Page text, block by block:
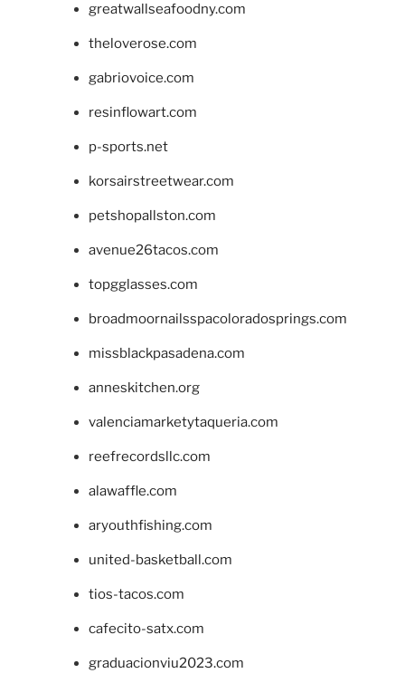
greatwallseafoodny.com
theloverose.com
gabriovoice.com
resinflowart.com
p-sports.net
korsairstreetwear.com
petshopallston.com
avenue26tacos.com
topgglasses.com
broadmoornailsspacoloradosprings.com
missblackpasadena.com
anneskitchen.org
valenciamarketytaqueria.com
reefrecordsllc.com
alawaffle.com
aryouthfishing.com
united-basketball.com
tios-tacos.com
cafecito-satx.com
graduacionviu2023.com